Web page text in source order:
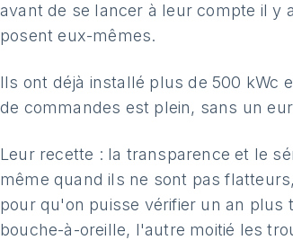
avant de se lancer à leur compte il y
posent eux-mêmes.
Ils ont déjà installé plus de 500 kWc
de commandes est plein, sans un
Leur recette : la transparence et le
même quand ils ne sont pas
pour qu'on puisse vérifier un an plus
bouche-à-oreille, l'autre moitié les